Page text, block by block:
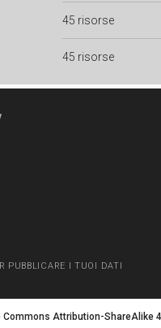
45 risorse
45 risorse
PUBBLICARE I TUOI DATI
Commons Attribution-ShareAlike